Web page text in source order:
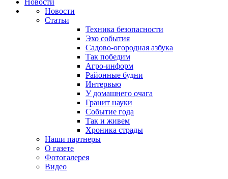
Новости
Новости
Статьи
Техника безопасности
Эхо события
Садово-огородная азбука
Так победим
Агро-информ
Районные будни
Интервью
У домашнего очага
Гранит науки
Событие года
Так и живем
Хроника страды
Наши партнеры
О газете
Фотогалерея
Видео